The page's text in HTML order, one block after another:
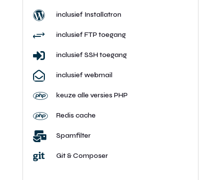
 inclusief Installatron
+ inclusief FTP toegang
 inclusief SSH toegang
 inclusief webmail
 keuze alle versies PHP
 Redis cache
 Spamfilter
 Git & Composer